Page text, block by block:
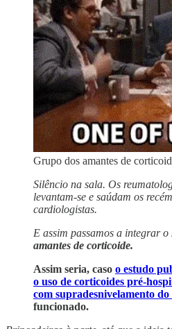
Grupo dos amantes de
Silêncio na sala. Os
levantam-se e saúdam os
cardiologistas.
E assim passamos a integrar o
amantes de corticoide.
Assim seria, caso o estudo
o uso de corticoides pré-
com supradesnivelamento
funcionado.